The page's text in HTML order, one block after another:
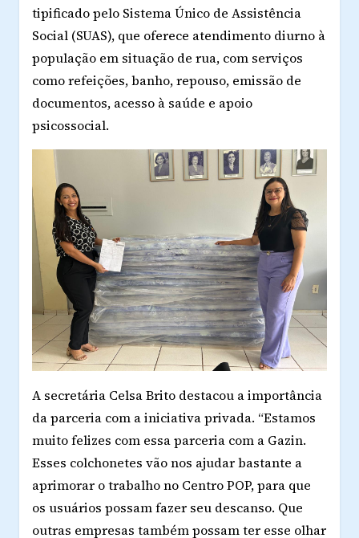
tipificado pelo Sistema Único de Assistência
Social (SUAS), que oferece atendimento diurno à
população em situação de rua, com serviços
como refeições, banho, repouso, emissão de
documentos, acesso à saúde e apoio
psicossocial.
A secretária Celsa Brito destacou a importância
da parceria com a iniciativa privada. “Estamos
muito felizes com essa parceria com a Gazin.
Esses colchonetes vão nos ajudar bastante a
aprimorar o trabalho no Centro POP, para que
os usuários possam fazer seu descanso. Que
outras empresas também possam ter esse olhar